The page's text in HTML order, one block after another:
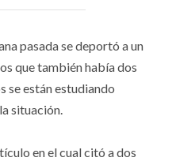
pasada se deportó a un
que también había dos
se están estudiando
situación.
en el cual citó a dos